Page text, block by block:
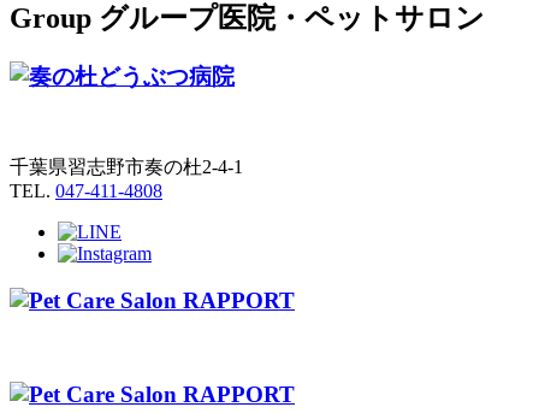
Group グループ医院・ペットサロン
千葉県習志野市奏の杜2-4-1
TEL. 047-411-4808